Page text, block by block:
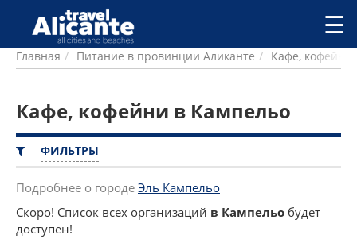
Перейти к основному содержанию
ГОРОДА
ПИТАНИЕ
ПРОЖИВАНИЕ
ПЛЯЖИ
ДОСТОПРИМЕЧАТЕЛЬНОСТИ
КЕМПИНГ
КОМАРКИ (РАЙОНЫ)
РЕЦЕПТЫ
☰
Главная Питание в провинции Аликанте Кафе, кофейни
Кафе, кофейни в Кампельо
ФИЛЬТРЫ
Подробнее о городе Эль Кампельо
Скоро! Список всех организаций в Кампельо будет
доступен!